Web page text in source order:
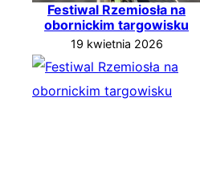
Festiwal Rzemiosła na
obornickim targowisku
19 kwietnia 2026